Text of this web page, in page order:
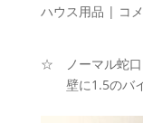
ハウス用品 | コ
☆ ノーマル蛇口
壁に1.5のバイ